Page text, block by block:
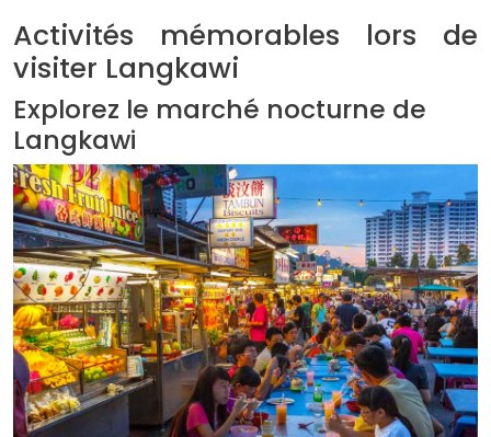
Activités mémorables lors de
visiter Langkawi
Explorez le marché nocturne de
Langkawi